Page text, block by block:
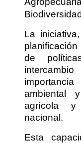
La
de
ambiental
agrícola y
nacional.
Esta